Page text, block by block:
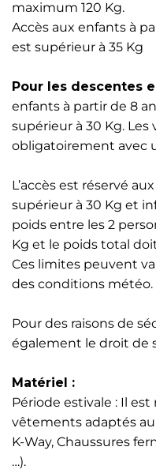
maximum 120 Kg.
Accès aux enfants à
est supérieur à 35 Kg
Pour les descentes
enfants à partir de 8
supérieur à 30 Kg. Les
obligatoirement avec
L’accès est réservé
supérieur à 30 Kg et
poids entre les 2
Kg et le poids total
Ces limites peuvent
des conditions météo.
Pour des raisons de
également le droit de
Matériel :
Période estivale : Il
vêtements adaptés
K-Way, Chaussures
…).